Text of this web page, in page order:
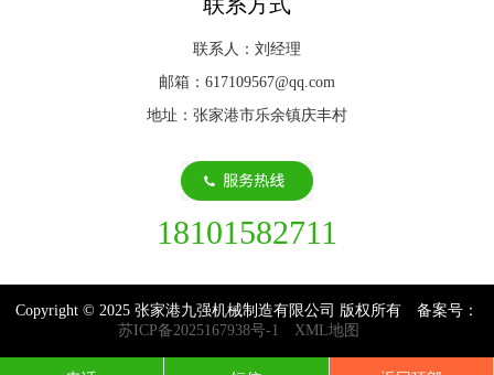
联系人：刘经理
邮箱：617109567@qq.com
地址：张家港市乐余镇庆丰村
18101582711
Copyright © 2025 张家港九强机械制造有限公司 版权所有 备案号：
苏ICP备2025167938号-1
XML地图